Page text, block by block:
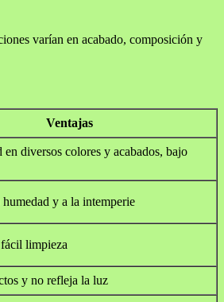
varían en acabado, composición y
Ventajas
diversos colores y acabados, bajo
humedad y a la intemperie
limpieza
y no refleja la luz